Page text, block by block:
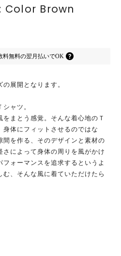
Color Brown
料無料の翌月払いでOK
展開となります。
ャツ。
まとう感覚。そんな着心地のＴ
体にフィットさせるのではな
間を作る、そのデザインと素材の
によって身体の周りを風がかけ
ォーマンスを追求するというよ
、そんな風に着ていただけたら